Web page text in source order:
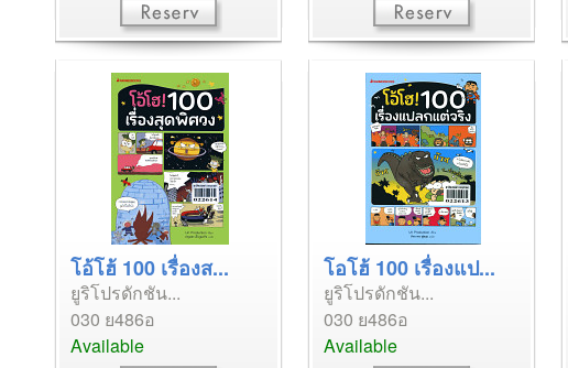
โอ้โฮ้ 100 เรื่องส...
ยูริโปรดักชัน...
030 ย486อ
Available
โอโฮ้ 100 เรื่องแป...
ยูริโปรดักชัน...
030 ย486อ
Available